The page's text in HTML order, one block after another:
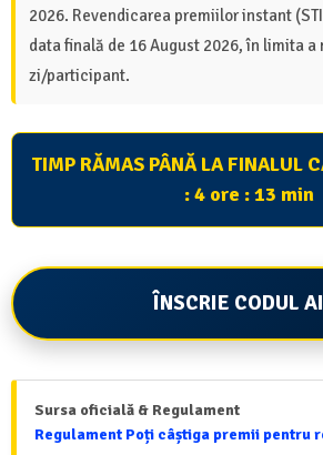
2026. Revendicarea premiilor instant
data finală de 16 August 2026, în limita a
zi/participant.
TIMP RĂMAS PÂNĂ LA FINALUL
: 4 ore : 13 min
ÎNSCRIE CODUL
Sursa oficială & Regulament
Regulament Poți câștiga premii pentru